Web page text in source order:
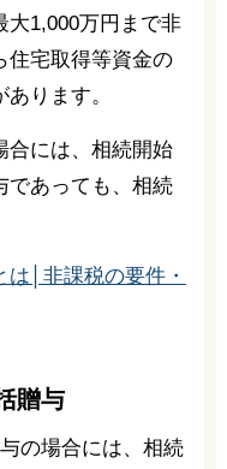
大1,000万円まで非
住宅取得等資金の
ります。
合には、相続開始
であっても、相続
│非課税の要件・
贈与
の場合には、相続